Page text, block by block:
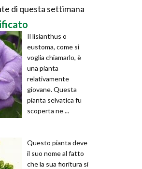
di questa settimana
Il lisianthus o
eustoma, come si
voglia chiamarlo, è
una pianta
relativamente
giovane. Questa
pianta selvatica fu
scoperta ne ...
Questo pianta deve
il suo nome al fatto
che la sua fioritura si